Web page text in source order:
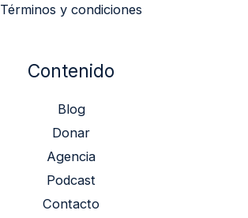
Términos y condiciones
Contenido
Blog
Donar
Agencia
Podcast
Contacto